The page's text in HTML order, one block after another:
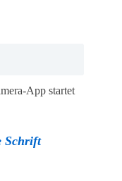
App startet
Schrift